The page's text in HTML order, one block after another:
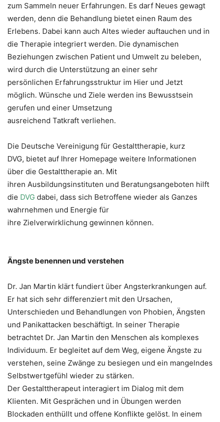
zum Sammeln neuer Erfahrungen. Es darf Neues gewagt
werden, denn die Behandlung bietet einen Raum des
Erlebens. Dabei kann auch Altes wieder auftauchen und in
die Therapie integriert werden. Die dynamischen
Beziehungen zwischen Patient und Umwelt zu beleben,
wird durch die Unterstützung an einer sehr
persönlichen Erfahrungsstruktur im Hier und Jetzt
möglich. Wünsche und Ziele werden ins Bewusstsein
gerufen und einer Umsetzung
ausreichend Tatkraft verliehen.
Die Deutsche Vereinigung für Gestalttherapie, kurz
DVG, bietet auf Ihrer Homepage weitere Informationen
über die Gestalttherapie an. Mit
ihren Ausbildungsinstituten und Beratungsangeboten hilft
die DVG dabei, dass sich Betroffene wieder als Ganzes
wahrnehmen und Energie für
ihre Zielverwirklichung gewinnen können.
Ängste benennen und verstehen
Dr. Jan Martin klärt fundiert über Angsterkrankungen auf.
Er hat sich sehr differenziert mit den Ursachen,
Unterschieden und Behandlungen von Phobien, Ängsten
und Panikattacken beschäftigt. In seiner Therapie
betrachtet Dr. Jan Martin den Menschen als komplexes
Individuum. Er begleitet auf dem Weg, eigene Ängste zu
verstehen, seine Zwänge zu besiegen und ein mangelndes
Selbstwertgefühl wieder zu stärken.
Der Gestalttherapeut interagiert im Dialog mit dem
Klienten. Mit Gesprächen und in Übungen werden
Blockaden enthüllt und offene Konflikte gelöst. In einem